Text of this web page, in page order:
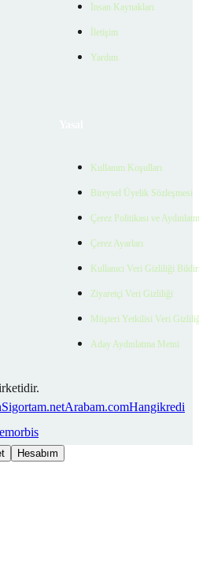
İnsan Kaynakları
İletişim
Yardım
Kullanım Koşulları
Bireysel Üyelik Sözleşmesi
Çerez Politikası ve
Çerez Ayarları
Kullanıcı Veri Gizliliği
Ziyaretçi Veri Gizliliği
Müşteri Yetkilisi Veri
Aday Aydınlatma Metni
Sigortam.netArabam.comHangikredi
Hesabım